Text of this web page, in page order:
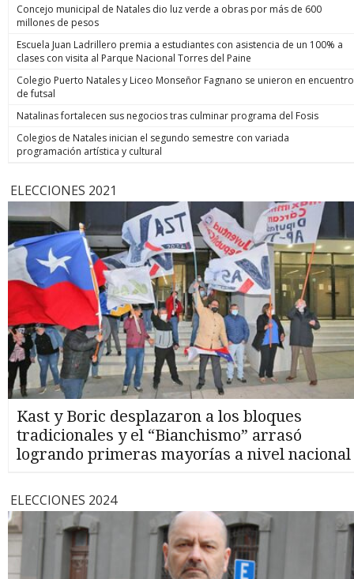
Concejo municipal de Natales dio luz verde a obras por más de 600
millones de pesos
Escuela Juan Ladrillero premia a estudiantes con asistencia de un 100% a
clases con visita al Parque Nacional Torres del Paine
Colegio Puerto Natales y Liceo Monseñor Fagnano se unieron en encuentro
de futsal
Natalinas fortalecen sus negocios tras culminar programa del Fosis
Colegios de Natales inician el segundo semestre con variada
programación artística y cultural
ELECCIONES 2021
Kast y Boric desplazaron a los bloques
tradicionales y el “Bianchismo” arrasó
logrando primeras mayorías a nivel nacional
ELECCIONES 2024